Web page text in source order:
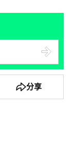
分享